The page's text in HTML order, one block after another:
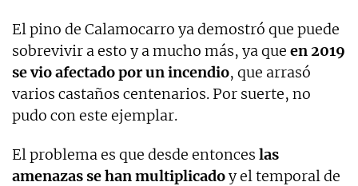
El pino de Calamocarro ya demostró que puede
sobrevivir a esto y a mucho más, ya que en 2019
se vio afectado por un incendio, que arrasó
varios castaños centenarios. Por suerte, no
pudo con este ejemplar.
El problema es que desde entonces las
amenazas se han multiplicadoy el temporal de